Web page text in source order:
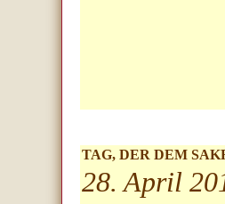
TAG, DER DEM
28. April